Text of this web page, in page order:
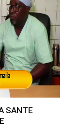
SANTE